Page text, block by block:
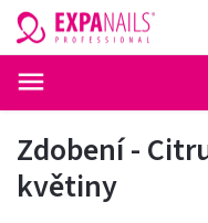
Zdobení -
květiny